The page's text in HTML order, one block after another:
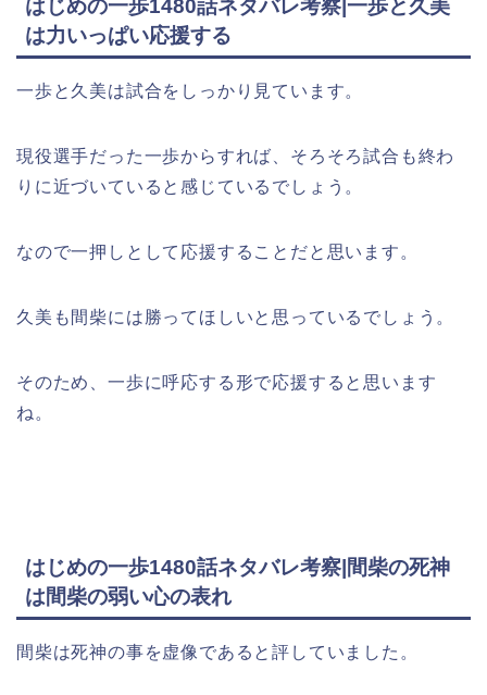
はじめの一歩1480話ネタバレ考察|一歩と久美
は力いっぱい応援する
一歩と久美は試合をしっかり見ています。
現役選手だった一歩からすれば、そろそろ試合も終わ
りに近づいていると感じているでしょう。
なので一押しとして応援することだと思います。
久美も間柴には勝ってほしいと思っているでしょう。
そのため、一歩に呼応する形で応援すると思います
ね。
はじめの一歩1480話ネタバレ考察|間柴の死神
は間柴の弱い心の表れ
間柴は死神の事を虚像であると評していました。